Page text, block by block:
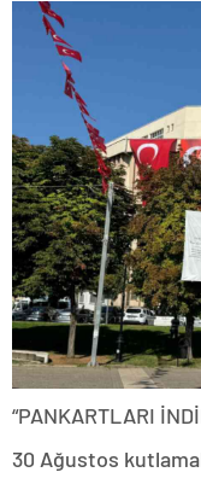
“PANKARTLARI
30 Ağustos